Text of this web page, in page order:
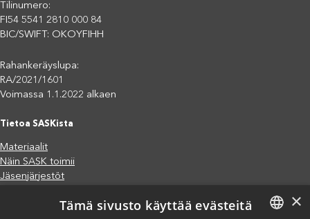
Tilinumero:
FI54 5541 2810 000 84
BIC/SWIFT: OKOYFIHH
Rahankeräyslupa:
RA/2021/1601
Voimassa 1.1.2022 alkaen
Tietoa SASKista
Materiaalit
Näin SASK toimii
Jäsenjärjestöt
Tietosuojaseloste
×
Tämä sivusto käyttää evästeitä